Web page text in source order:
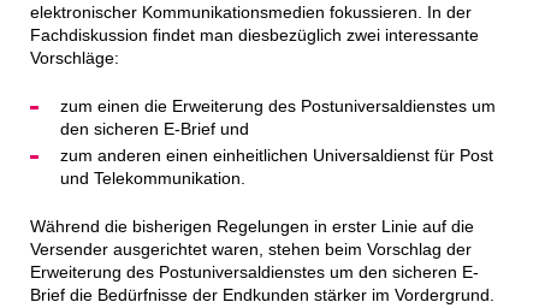
elektronischer Kommunikationsmedien fokussieren. In der
Fachdiskussion findet man diesbezüglich zwei interessante
Vorschläge:
zum einen die Erweiterung des Postuniversaldienstes um
den sicheren E-Brief und
zum anderen einen einheitlichen Universaldienst für Post
und Telekommunikation.
Während die bisherigen Regelungen in erster Linie auf die
Versender ausgerichtet waren, stehen beim Vorschlag der
Erweiterung des Postuniversaldienstes um den sicheren E-
Brief die Bedürfnisse der Endkunden stärker im Vordergrund.